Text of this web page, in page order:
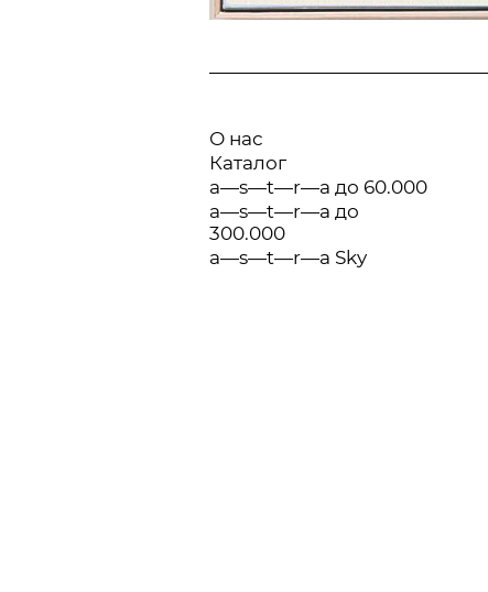
О нас
Каталог
a—s—t—r—a до 60.000
a—s—t—r—a до
300.000
a—s—t—r—a Sky